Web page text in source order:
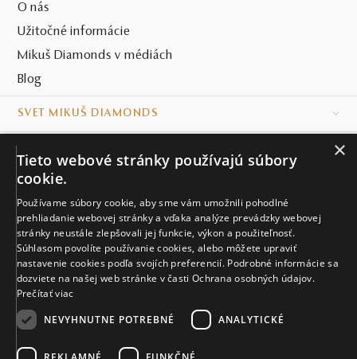
O nás
Užitočné informácie
Mikuš Diamonds v médiách
Blog
SVET MIKUŠ DIAMONDS
KONTAKT
Naše klenotníctva
Sídlo spoločnosti
×
Tieto webové stránky používajú súbory
cookie.
Používame súbory cookie, aby sme vám umožnili pohodlné
prehliadanie webovej stránky a vďaka analýze prevádzky webovej
stránky neustále zlepšovali jej funkcie, výkon a použiteľnosť.
Súhlasom povolíte používanie cookies, alebo môžete upraviť
nastavenie cookies podľa svojích preferencií. Podrobné informácie sa
dozviete na našej web stránke v časti Ochrana osobných údajov.
Prečítať viac
NEVYHNUTNE POTREBNÉ
ANALYTICKÉ